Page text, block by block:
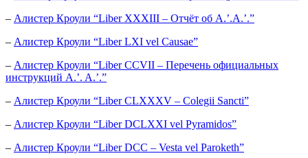
– Алистер Кроули “Liber XXXIII – Отчёт об А.’.А.’.”
– Алистер Кроули “Liber LXI vel Causae”
– Алистер Кроули “Liber CCVII – Перечень официальных
инструкций A.’. A.’.”
– Алистер Кроули “Liber CLXXXV – Colegii Sancti”
– Алистер Кроули “Liber DCLXXI vel Pyramidos”
– Алистер Кроули “Liber DCC – Vesta vel Paroketh”